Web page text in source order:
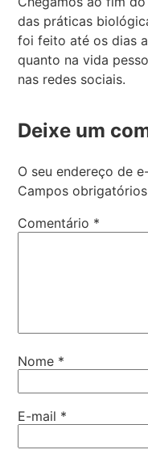
das práticas
foi feito até os dias
quanto na vida
nas redes sociais.
Deixe um
O seu endereço de
Campos
Comentário *
Nome *
E-mail *